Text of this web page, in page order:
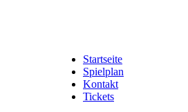
Startseite
Spielplan
Kontakt
Tickets